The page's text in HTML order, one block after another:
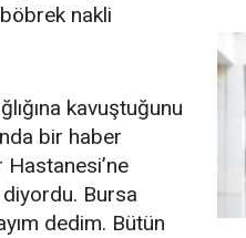
nakli
kavuştuğunu
bir haber
Hastanesi’ne
diyordu. Bursa
dedim. Bütün